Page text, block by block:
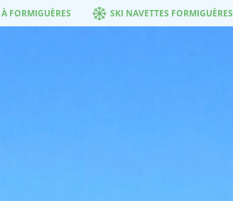
FORMIGUÈRES SKI NAVETTES FORMIGUÈRES